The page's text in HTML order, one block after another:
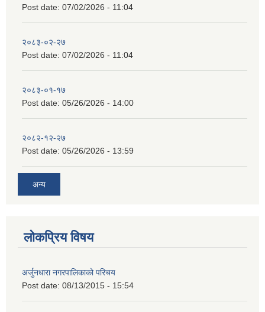
Post date: 07/02/2026 - 11:04
२०८३-०२-२७
Post date: 07/02/2026 - 11:04
२०८३-०१-१७
Post date: 05/26/2026 - 14:00
२०८२-१२-२७
Post date: 05/26/2026 - 13:59
अन्य
लोकप्रिय विषय
अर्जुनधारा नगरपालिकाको परिचय
Post date: 08/13/2015 - 15:54